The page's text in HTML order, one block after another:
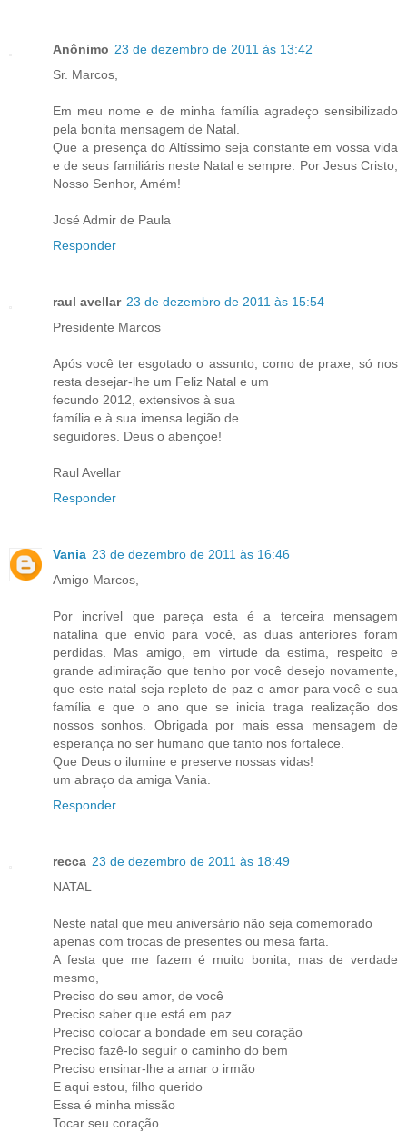
Anônimo 23 de dezembro de 2011 às 13:42
Sr. Marcos,
Em meu nome e de minha família agradeço sensibilizado
pela bonita mensagem de Natal.
Que a presença do Altíssimo seja constante em vossa vida
e de seus familiáris neste Natal e sempre. Por Jesus Cristo,
Nosso Senhor, Amém!
José Admir de Paula
Responder
raul avellar 23 de dezembro de 2011 às 15:54
Presidente Marcos
Após você ter esgotado o assunto, como de praxe, só nos
resta desejar-lhe um Feliz Natal e um
fecundo 2012, extensivos à sua
família e à sua imensa legião de
seguidores. Deus o abençoe!
Raul Avellar
Responder
Vania 23 de dezembro de 2011 às 16:46
Amigo Marcos,
Por incrível que pareça esta é a terceira mensagem
natalina que envio para você, as duas anteriores foram
perdidas. Mas amigo, em virtude da estima, respeito e
grande adimiração que tenho por você desejo novamente,
que este natal seja repleto de paz e amor para você e sua
família e que o ano que se inicia traga realização dos
nossos sonhos. Obrigada por mais essa mensagem de
esperança no ser humano que tanto nos fortalece.
Que Deus o ilumine e preserve nossas vidas!
um abraço da amiga Vania.
Responder
recca 23 de dezembro de 2011 às 18:49
NATAL
Neste natal que meu aniversário não seja comemorado
apenas com trocas de presentes ou mesa farta.
A festa que me fazem é muito bonita, mas de verdade
mesmo,
Preciso do seu amor, de você
Preciso saber que está em paz
Preciso colocar a bondade em seu coração
Preciso fazê-lo seguir o caminho do bem
Preciso ensinar-lhe a amar o irmão
E aqui estou, filho querido
Essa é minha missão
Tocar seu coração